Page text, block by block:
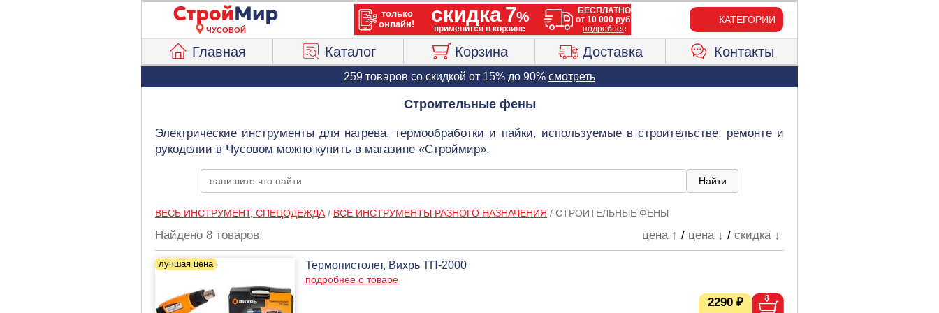
ЧУСОВОЙ
КАТЕГОРИИ
Главная Каталог Корзина Доставка Контакты
259 товаров со скидкой от 15% до 90% смотреть
Строительные фены
Электрические инструменты для нагрева, термообработки и пайки, используемые в строительстве, ремонте и
рукоделии в Чусовом можно купить в магазине «Строймир».
ВЕСЬ ИНСТРУМЕНТ, СПЕЦОДЕЖДА/ ВСЕ ИНСТРУМЕНТЫ РАЗНОГО НАЗНАЧЕНИЯ / СТРОИТЕЛЬНЫЕ ФЕНЫ
Найдено 8 товаров цена ↑ / цена ↓ /скидка ↓
Термопистолет, Вихрь ТП-2000
подробнее о товаре
2290 ₽